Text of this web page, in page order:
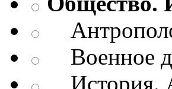
Военное
История.